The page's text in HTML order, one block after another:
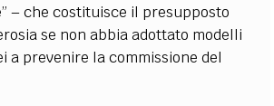
– che costituisce il presupposto
se non abbia adottato modelli
a prevenire la commissione del